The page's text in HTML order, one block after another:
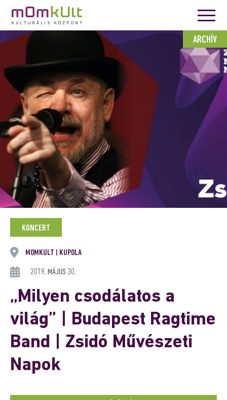
ARCHÍV
KONCERT
MOMKULT KUPOLA
2019. MÁJUS 30.
„Milyen csodálatos a
világ” | Budapest Ragtime
Band | Zsidó Művészeti
Napok